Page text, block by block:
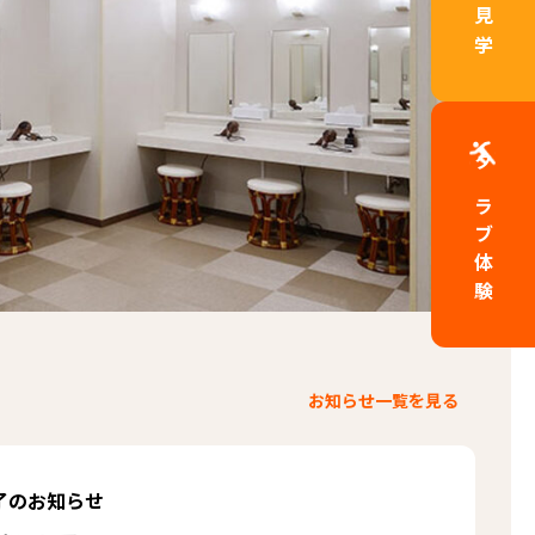
お知らせ一覧を見る
のお知らせ
クラブ体験